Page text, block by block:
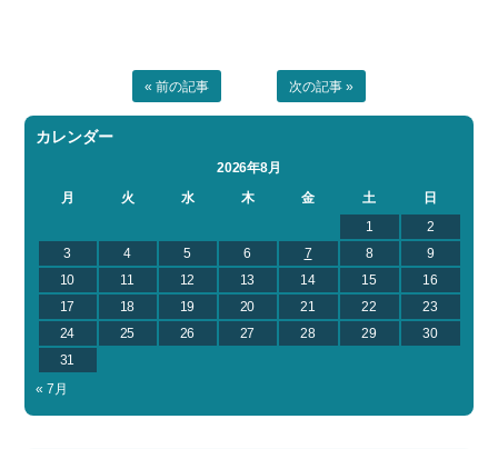
« 前の記事 次の記事 »
カレンダー
2026年8月
月
火 水 木 金 土
日
1
2
3
4 5 6 7 8
9
10
11 12 13 14 15
16
17
18 19 20 21 22
23
24
25 26 27 28 29
30
31
« 7月